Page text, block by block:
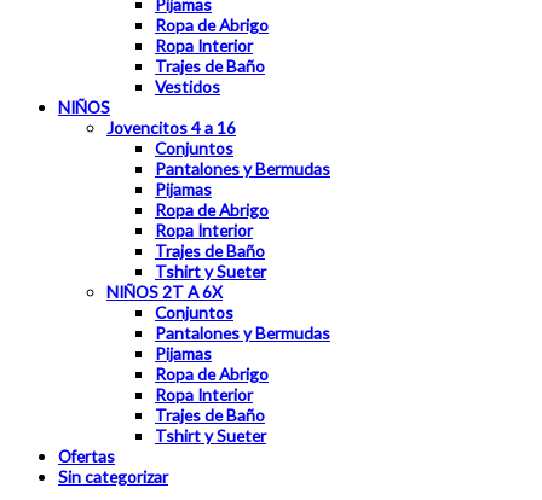
Ropa de Abrigo
Ropa Interior
Trajes de Baño
Vestidos
NIÑOS
Jovencitos 4 a 16
Conjuntos
Pantalones y Bermudas
Pijamas
Ropa de Abrigo
Ropa Interior
Trajes de Baño
Tshirt y Sueter
NIÑOS 2T A 6X
Conjuntos
Pantalones y Bermudas
Pijamas
Ropa de Abrigo
Ropa Interior
Trajes de Baño
Tshirt y Sueter
Ofertas
Sin categorizar